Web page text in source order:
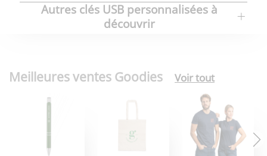
Autres clés USB personnalisées à
découvrir
Meilleures ventes Goodies Voir tout